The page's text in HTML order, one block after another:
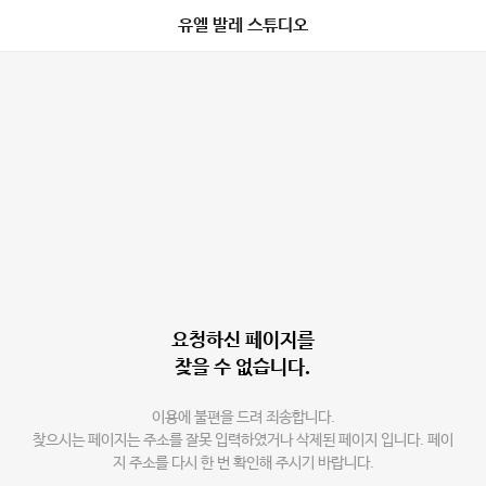
유엘 발레 스튜디오
요청하신 페이지를
찾을 수 없습니다.
이용에 불편을 드려 죄송합니다.
찾으시는 페이지는 주소를 잘못 입력하였거나 삭제된 페이지 입니다. 페이
지 주소를 다시 한 번 확인해 주시기 바랍니다.